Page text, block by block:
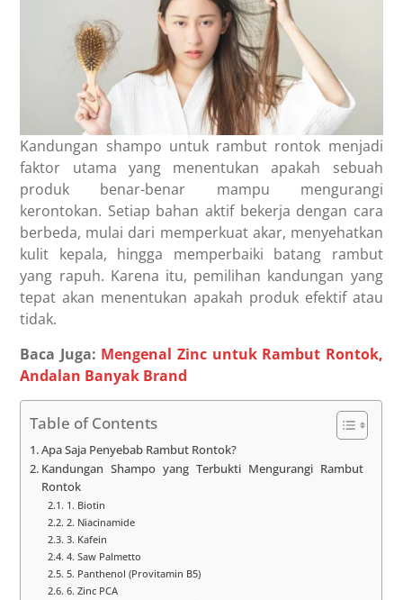
Kandungan shampo untuk rambut rontok menjadi
faktor utama yang menentukan apakah sebuah
produk benar-benar mampu mengurangi
kerontokan. Setiap bahan aktif bekerja dengan cara
berbeda, mulai dari memperkuat akar, menyehatkan
kulit kepala, hingga memperbaiki batang rambut
yang rapuh. Karena itu, pemilihan kandungan yang
tepat akan menentukan apakah produk efektif atau
tidak.
Baca Juga: Mengenal Zinc untuk Rambut Rontok,
Andalan Banyak Brand
Table of Contents
Apa Saja Penyebab Rambut Rontok?
Kandungan Shampo yang Terbukti Mengurangi Rambut
Rontok
1. Biotin
2. Niacinamide
3. Kafein
4. Saw Palmetto
5. Panthenol (Provitamin B5)
6. Zinc PCA